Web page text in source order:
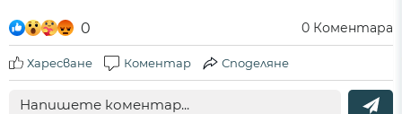
0 0 Коментара
Харесване Коментар Споделяне